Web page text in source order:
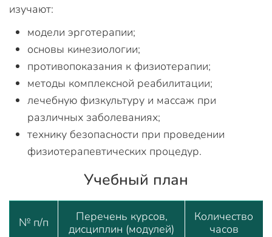
изучают:
модели эрготерапии;
основы кинезиологии;
противопоказания к физиотерапии;
методы комплексной реабилитации;
лечебную физкультуру и массаж при
различных заболеваниях;
технику безопасности при проведении
физиотерапевтических процедур.
Учебный план
№ п/п
Перечень курсов,
дисциплин (модулей)
Количество
часов